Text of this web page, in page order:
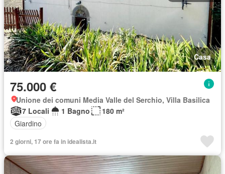
Casa
75.000 €
Unione dei comuni Media Valle del Serchio, Villa Basilica
7 Locali
1 Bagno
180 m²
Giardino
2 giorni, 17 ore fa in idealista.it